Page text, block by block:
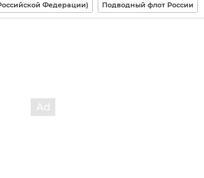
Федерации) Подводный флот России